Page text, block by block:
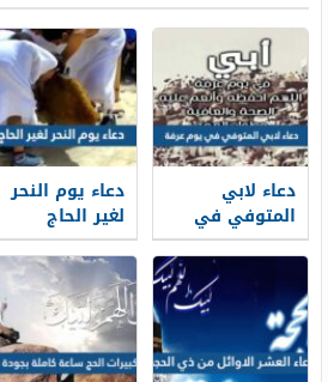
دعاء لابي
المتوفي في
يوم عرفة 2026
أدعية لأبي
المتوفي في
وقفة عرفة 1448
دعاء يوم النحر
لغير الحاج
مكتوب 2026 ،
أدعية يوم النحر
لغير الحاج 1448